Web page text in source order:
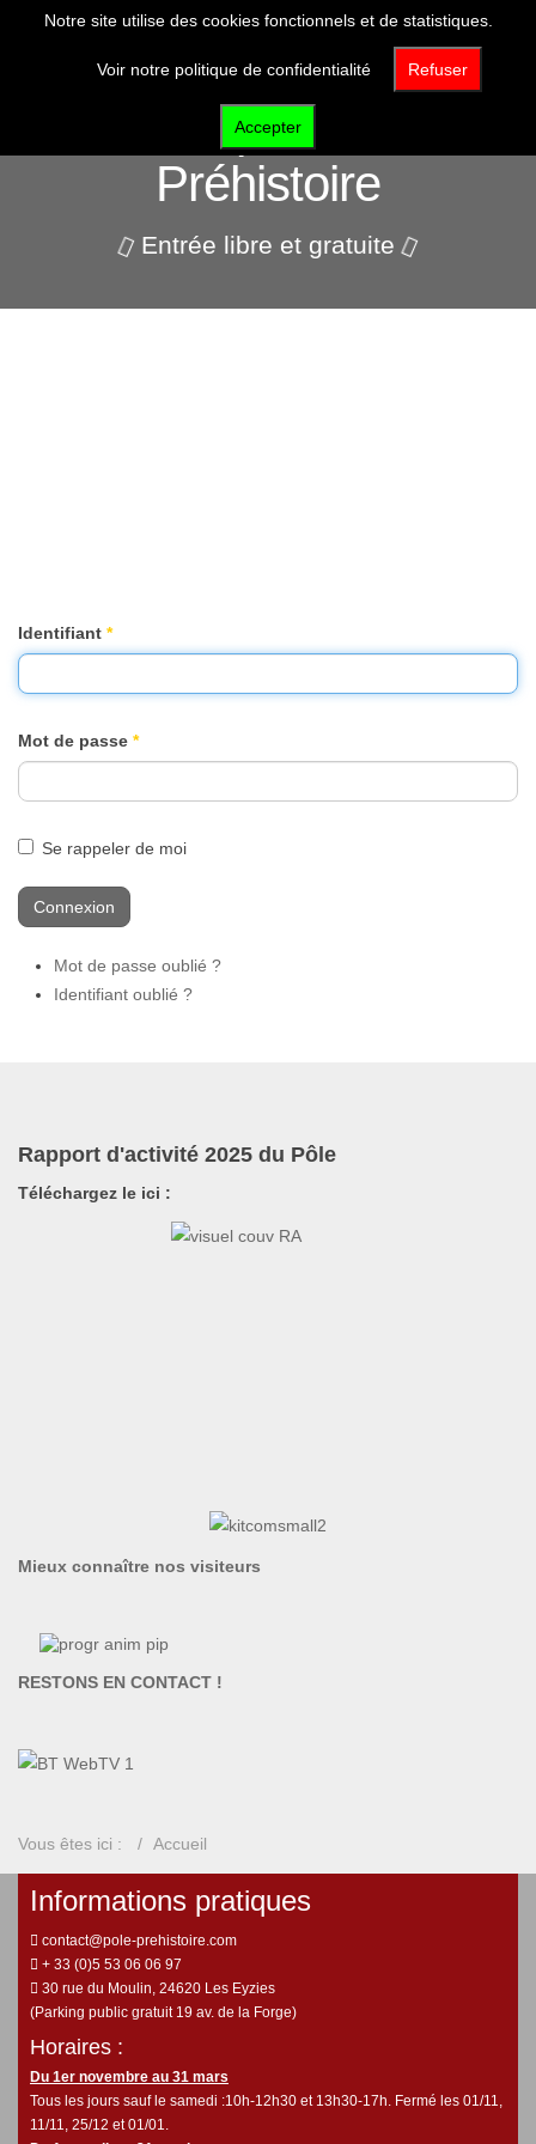
Pôle d'interprétation de la
Préhistoire
Entrée libre et gratuite
Identifiant *
Mot de passe *
Se rappeler de moi
Connexion
Mot de passe oublié ?
Identifiant oublié ?
Rapport d'activité 2025 du Pôle
Téléchargez le ici :
Mieux connaître nos visiteurs
RESTONS EN CONTACT !
Vous êtes ici : Accueil
Informations pratiques
contact@pole-prehistoire.com
+ 33 (0)5 53 06 06 97
30 rue du Moulin, 24620 Les Eyzies
(Parking public gratuit 19 av. de la Forge)
Horaires :
Du 1er novembre au 31 mars
Tous les jours sauf le samedi :10h-12h30 et 13h30-17h. Fermé les 01/11,
11/11, 25/12 et 01/01.
Notre site utilise des cookies fonctionnels et de statistiques.
Voir notre politique de confidentialité Refuser
Accepter